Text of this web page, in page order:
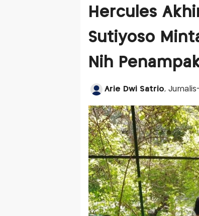
Hercules
Sutiyoso
Nih
Arie Dwi Satrio,